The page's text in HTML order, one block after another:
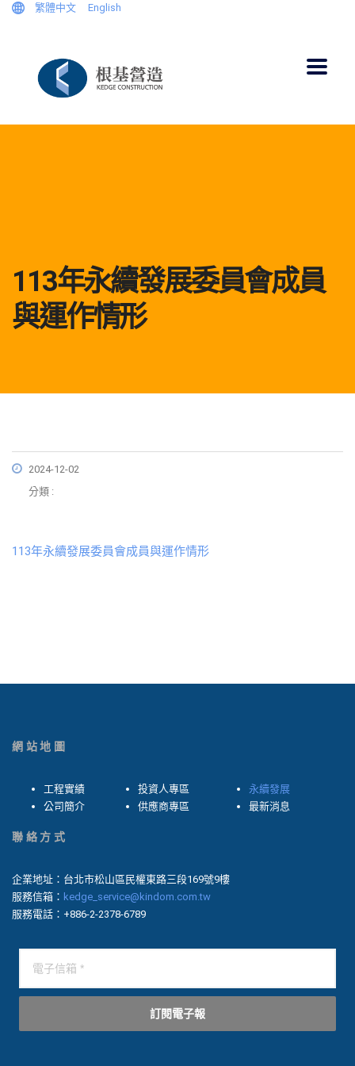
繁體中文 English
113年永續發展委員會成員
與運作情形
2024-12-02
分類 :
113年永續發展委員會成員與運作情形
網站地圖
工程實績
公司簡介
投資人專區
供應商專區
永續發展
最新消息
聯絡方式
企業地址：台北市松山區民權東路三段169號9樓
服務信箱： kedge_service@kindom.com.tw
服務電話：+886-2-2378-6789
訂閱電子報